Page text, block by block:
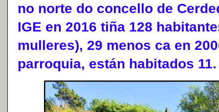
no norte do concello de
IGE en 2016 tiña 128
mulleres), 29 menos ca en
parroquia, están habitados 11.